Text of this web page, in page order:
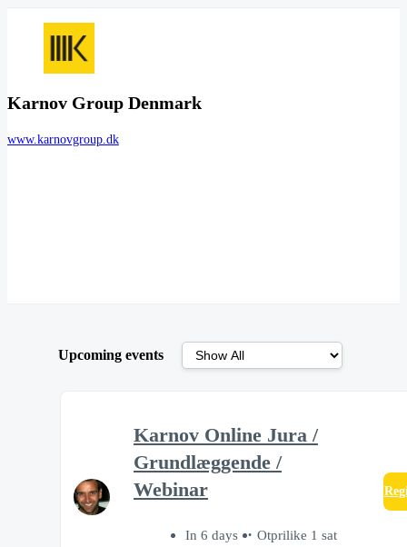
Karnov Group Denmark
www.karnovgroup.dk
Upcoming events
Karnov Online Jura /
Grundlæggende /
Webinar
In 6 days Otprilike 1 sat